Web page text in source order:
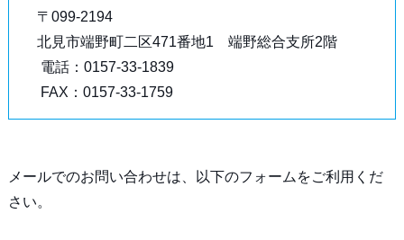
〒099-2194
北見市端野町二区471番地1 端野総合支所2階
電話：0157-33-1839
FAX：0157-33-1759
メールでのお問い合わせは、以下のフォームをご利用くだ
さい。